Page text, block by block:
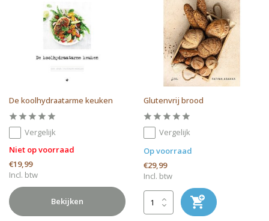
De koolhydraatarme keuken
Vergelijk
Niet op voorraad
€19,99
Incl. btw
Bekijken
Glutenvrij brood
Vergelijk
Op voorraad
€29,99
Incl. btw